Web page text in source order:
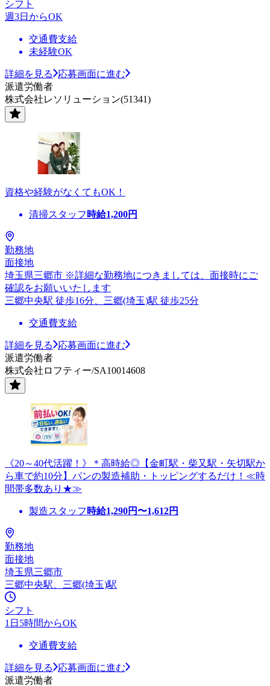
シフト
週3日からOK
交通費支給
未経験OK
詳細を見る
応募画面に進む
派遣労働者
株式会社レソリューション(51341)
資格や経験がなくてもOK！
清掃スタッフ 時給1,200円
勤務地
面接地
埼玉県三郷市 ※詳細な勤務地につきましては、面接時にご
確認をお願いいたします
三郷中央駅 徒歩16分、三郷(埼玉)駅 徒歩25分
交通費支給
詳細を見る
応募画面に進む
派遣労働者
株式会社ロフティー/SA10014608
《20～40代活躍！》＊高時給◎【金町駅・柴又駅・矢切駅か
ら車で約10分】パンの製造補助・トッピングするだけ！≪時
間帯多数あり★≫
製造スタッフ 時給1,290円〜1,612円
勤務地
面接地
埼玉県三郷市
三郷中央駅、三郷(埼玉)駅
シフト
1日5時間からOK
交通費支給
詳細を見る
応募画面に進む
派遣労働者